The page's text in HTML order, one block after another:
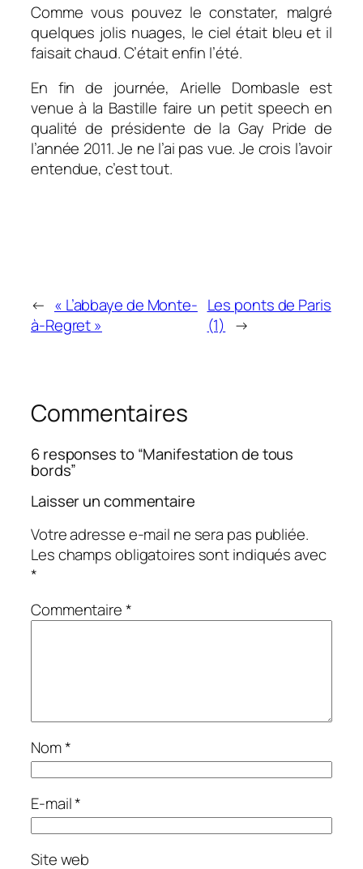
Comme vous pouvez le constater, malgré
quelques jolis nuages, le ciel était bleu et il
faisait chaud. C’était enfin l’été.
En fin de journée, Arielle Dombasle est
venue à la Bastille faire un petit speech en
qualité de présidente de la Gay Pride de
l’année 2011. Je ne l’ai pas vue. Je crois l’avoir
entendue, c’est tout.
← « L’abbaye de Monte-
à-Regret »
Les ponts de Paris
(1) →
Commentaires
6 responses to “Manifestation de tous
bords”
Laisser un commentaire
Votre adresse e-mail ne sera pas publiée.
Les champs obligatoires sont indiqués avec
*
Commentaire*
Nom*
E-mail*
Site web